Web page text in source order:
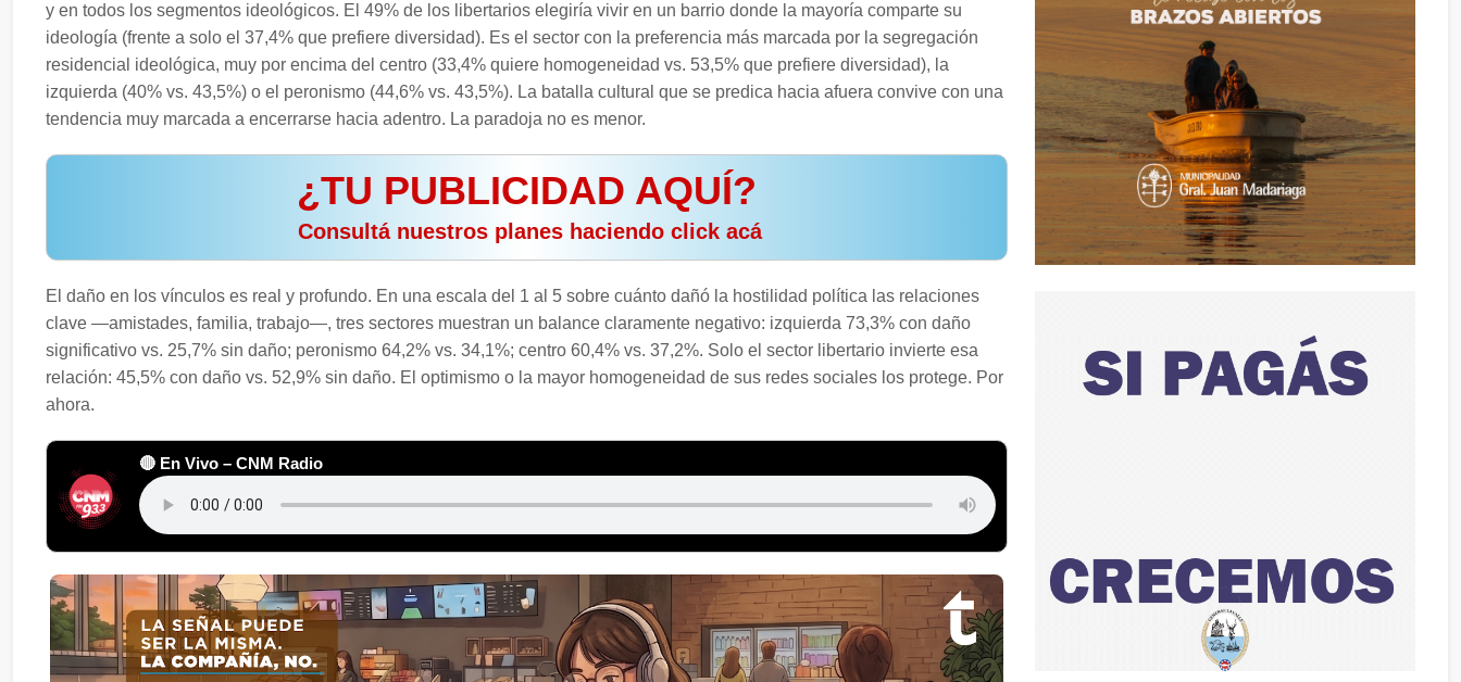
y en todos los segmentos ideológicos. El 49% de los libertarios elegiría vivir en un barrio donde la mayoría comparte su
ideología (frente a solo el 37,4% que prefiere diversidad). Es el sector con la preferencia más marcada por la segregación
residencial ideológica, muy por encima del centro (33,4% quiere homogeneidad vs. 53,5% que prefiere diversidad), la
izquierda (40% vs. 43,5%) o el peronismo (44,6% vs. 43,5%). La batalla cultural que se predica hacia afuera convive con una
tendencia muy marcada a encerrarse hacia adentro. La paradoja no es menor.
¿TU PUBLICIDAD AQUÍ?
️ Consultá nuestros planes haciendo click acá
El daño en los vínculos es real y profundo. En una escala del 1 al 5 sobre cuánto dañó la hostilidad política las relaciones
clave —amistades, familia, trabajo—, tres sectores muestran un balance claramente negativo: izquierda 73,3% con daño
significativo vs. 25,7% sin daño; peronismo 64,2% vs. 34,1%; centro 60,4% vs. 37,2%. Solo el sector libertario invierte esa
relación: 45,5% con daño vs. 52,9% sin daño. El optimismo o la mayor homogeneidad de sus redes sociales los protege. Por
ahora.
🔴 En Vivo – CNM Radio